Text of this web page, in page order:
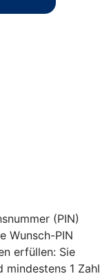
(PIN)
Wunsch-PIN
erfüllen: Sie
mindestens 1 Zahl